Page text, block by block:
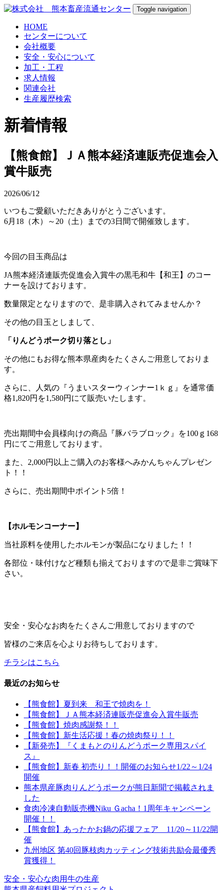
Toggle navigation
HOME
センターについて
会社概要
安全・安心について
加工・工程
求人情報
関連会社
生産履歴検索
新着情報
【熊食館】ＪＡ熊本経済連販売促進会入
賞牛販売
2026/06/12
いつもご愛顧いただきありがとうございます。
6月18（木）～20（土）までの3日間で開催致します。
今回の目玉商品は
JA熊本経済連販売促進会入賞牛の黒毛和牛【和王】のコー
ナーを設けております。
数量限定となりますので、是非購入されてみませんか？
その他の目玉としまして、
「りんどうポーク切り落とし」
その他にもお得な熊本県産肉をたくさんご用意しておりま
す。
さらに、人気の『うまいスターウィンナー1ｋｇ』を通常価
格1,820円を1,580円にて販売いたします。
売出期間中会員様向けの商品『豚バラブロック』を100ｇ168
円にてご用意しております。
また、2,000円以上ご購入のお客様へみかんちゃんプレゼン
ト！！
さらに、売出期間中ポイント5倍！
【ホルモンコーナー】
当社原料を使用したホルモンが製品になりました！！
各部位・味付けなど種類も揃えておりますので是非ご賞味下
さい。
安全・安心なお肉をたくさんご用意しておりますので
皆様のご来店を心よりお待ちしております。
チラシはこちら
最近のお知らせ
【熊食館】夏到来 和王で焼肉を！
【熊食館】ＪＡ熊本経済連販売促進会入賞牛販売
【熊食館】焼肉感謝祭！！
【熊食館】新生活応援！春の焼肉祭り！！
【新発売】『くまもとのりんどうポーク専用スパイ
ス』
【熊食館】新春 初売り！！開催のお知らせ1/22～1/24
開催
熊本県産豚肉りんどうポークが熊日新聞で掲載されま
した
食肉冷凍自動販売機Niku Ｇacha！1周年キャンペーン
開催！！
【熊食館】あったかお鍋の応援フェア 11/20～11/22開
催
九州地区 第40回豚枝肉カッティング技術共励会最優秀
賞獲得！
安全・安心な肉用牛の生産